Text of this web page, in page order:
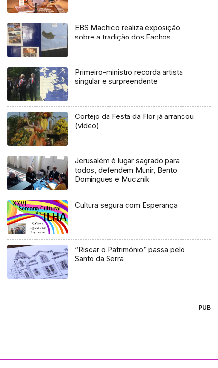
EBS Machico realiza exposição
sobre a tradição dos Fachos
Primeiro-ministro recorda artista
singular e surpreendente
Cortejo da Festa da Flor já arrancou
(vídeo)
Jerusalém é lugar sagrado para
todos, defendem Munir, Bento
Domingues e Mucznik
Cultura segura com Esperança
“Riscar o Património” passa pelo
Santo da Serra
PUB